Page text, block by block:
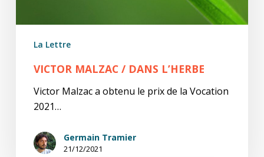
La Lettre
VICTOR MALZAC / DANS L’HERBE
Victor Malzac a obtenu le prix de la Vocation
2021…
Germain Tramier
21/12/2021